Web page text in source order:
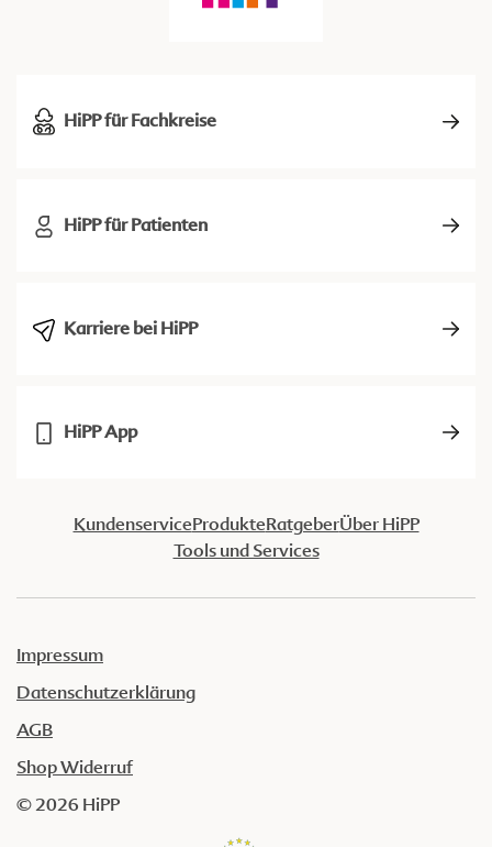
HiPP für Fachkreise
HiPP für Patienten
Karriere bei HiPP
HiPP App
KundenserviceProdukteRatgeberÜber HiPP
Tools und Services
Impressum
Datenschutzerklärung
AGB
Shop Widerruf
© 2026 HiPP